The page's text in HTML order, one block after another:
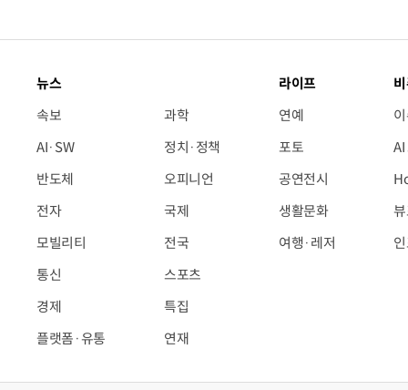
뉴스
속보
AI·SW
반도체
전자
모빌리티
통신
경제
플랫폼·유통
과학
정치·정책
오피니언
국제
전국
스포츠
특집
연재
라이프
연예
포토
공연전시
생활문화
여행·레저